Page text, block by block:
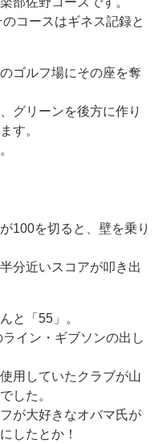
コースはギネス記録と
ゴルフ場にその座を奪
グリーンを後方に作り
す。
100を切ると、壁を乗り
分近いスコアが叩き出
と「55」。
イン・ギブソンの出し
用していたクラブが山
した。
が大好きなオバマ氏が
したとか！